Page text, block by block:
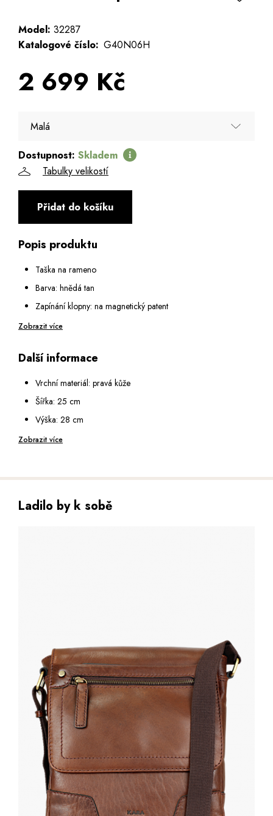
Model: 32287
Katalogové číslo: G40N06H
2 699 Kč
Malá
Malá
Dostupnost: Skladem
Tabulky velikostí
Přidat do košíku
Popis produktu
Taška na rameno
Barva: hnědá tan
Zapínání klopny: na magnetický patent
Zapínání hlavní kapsy pod klopnou: na zip
Na přední straně: dvě menší kapsy na zip
Na zadní straně: kapsa na zip
Popruh na rameno: textilní, nastavitelný v rozmezí 70 - 136
cm
Zobrazit více
Další informace
Vrchní materiál: pravá kůže
Šířka: 25 cm
Výška: 28 cm
Hloubka: 8 cm
Zobrazit více
Ladilo by k sobě